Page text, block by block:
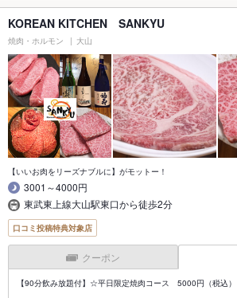
KOREAN KITCHEN SANKYU
焼肉・ホルモン 大山
【いいお肉をリーズナブルに】がモットー！
3001～4000円
東武東上線大山駅東口から徒歩2分
口コミ投稿特典対象店
クーポン
【90分飲み放題付】☆平日限定焼肉コース 5000円（税込）